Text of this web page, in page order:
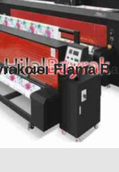
Flama
renklerini ve armalarını
Beşiktaş Bayrağı,
Dayanıklı kumaş
mesajlar, taraftarların
dalgalanması
uyumlu ve etkileyici
grupları, maçlarda
güçlü biçimde ortaya koyar.
Ümraniye bölgesinde ve